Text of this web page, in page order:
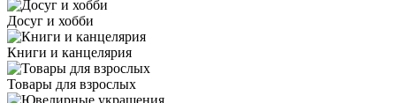
Досуг и хобби
Книги и канцелярия
Товары для взрослых